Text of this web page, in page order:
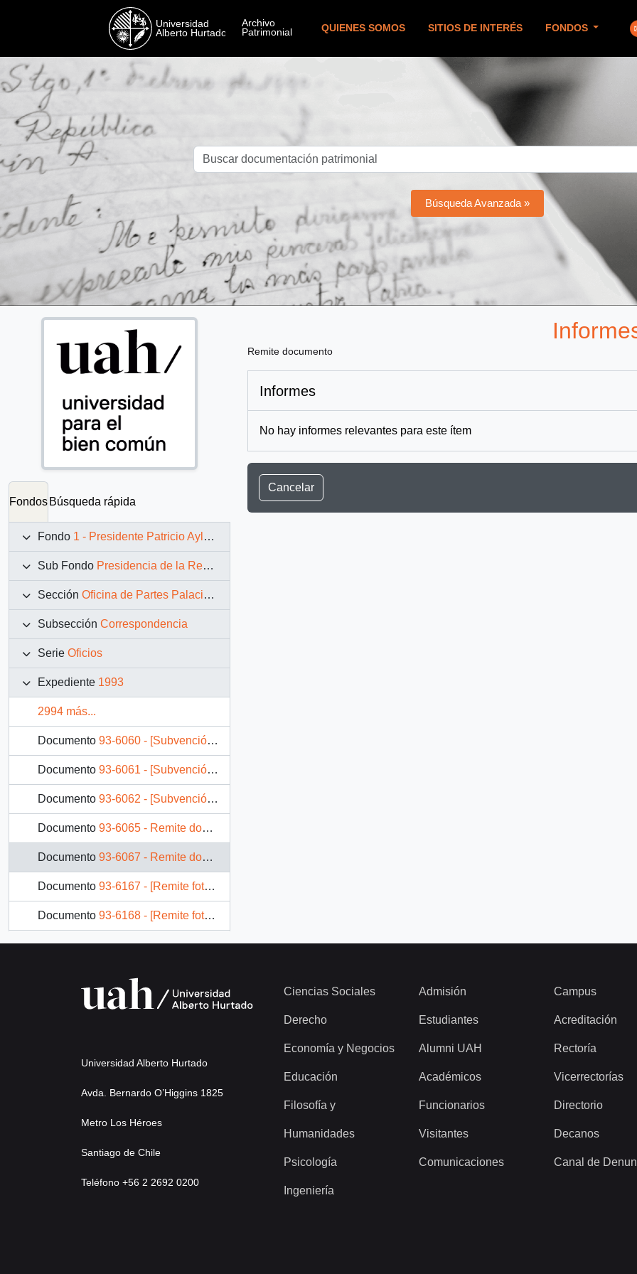
QUIENES SOMOS SITIOS DE INTERÉS FONDOS
Búsqueda Avanzada »
Fondos Búsqueda rápida
Fondo 1 - Presidente Patricio Aylwin Azócar (1990-1994)
Sub Fondo Presidencia de la República (11 marzo 1990 – 11 marzo 1994)
Sección Oficina de Partes Palacio de La Moneda
Subsección Correspondencia
Serie Oficios
Expediente 1993
2994 más...
Documento 93-6060 - [Subvención Club Deportivo Estrella Azul Retiro]
Documento 93-6061 - [Subvención Asociación de Fútbol Retiro]
Documento 93-6062 - [Subvención Iglesia Anglicana de Chile]
Documento 93-6065 - Remite documento
Documento 93-6067 - Remite documento
Documento 93-6167 - [Remite fotocopia carta]
Documento 93-6168 - [Remite fotocopia carta]
Documento 93-6169 - Plan de Desarrollo Comunal de Viña del Mar
288 más...
Remite documento
Informes
No hay informes relevantes para este ítem
Cancelar
Universidad Alberto Hurtado
Avda. Bernardo O’Higgins 1825
Metro Los Héroes
Santiago de Chile
Teléfono +56 2 2692 0200
Ciencias Sociales
Derecho
Economía y Negocios
Educación
Filosofía y
Humanidades
Psicología
Ingeniería
Admisión
Estudiantes
Alumni UAH
Académicos
Funcionarios
Visitantes
Comunicaciones
Campus
Acreditación
Rectoría
Vicerrectorías
Directorio
Decanos
Canal de